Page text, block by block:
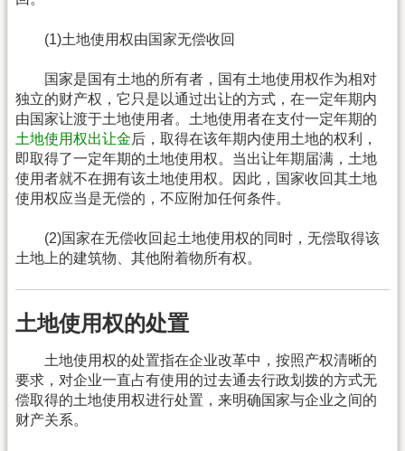
(1)土地使用权由国家无偿收回
国家是国有土地的所有者，国有土地使用权作为相对
独立的财产权，它只是以通过出让的方式，在一定年期内
由国家让渡于土地使用者。土地使用者在支付一定年期的
土地使用权出让金后，取得在该年期内使用土地的权利，
即取得了一定年期的土地使用权。当出让年期届满，土地
使用者就不在拥有该土地使用权。因此，国家收回其土地
使用权应当是无偿的，不应附加任何条件。
(2)国家在无偿收回起土地使用权的同时，无偿取得该
土地上的建筑物、其他附着物所有权。
土地使用权的处置
土地使用权的处置指在企业改革中，按照产权清晰的
要求，对企业一直占有使用的过去通去行政划拨的方式无
偿取得的土地使用权进行处置，来明确国家与企业之间的
财产关系。